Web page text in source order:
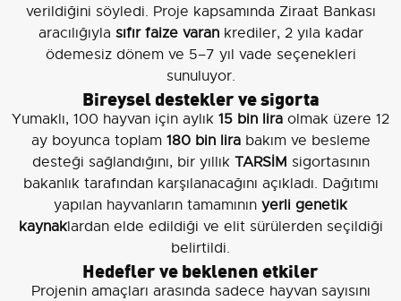
verildiğini söyledi. Proje kapsamında Ziraat Bankası
aracılığıyla sıfır faize varankrediler, 2 yıla kadar
ödemesiz dönem ve 5–7 yıl vade seçenekleri
sunuluyor.
Bireysel destekler ve sigorta
Yumaklı, 100 hayvan için aylık 15 bin lira olmak üzere 12
ay boyunca toplam 180 bin lirabakım ve besleme
desteği sağlandığını, bir yıllık TARSİM sigortasının
bakanlık tarafından karşılanacağını açıkladı. Dağıtımı
yapılan hayvanların tamamının yerli genetik
kaynaklardan elde edildiği ve elit sürülerden seçildiği
belirtildi.
Hedefler ve beklenen etkiler
Projenin amaçları arasında sadece hayvan sayısını